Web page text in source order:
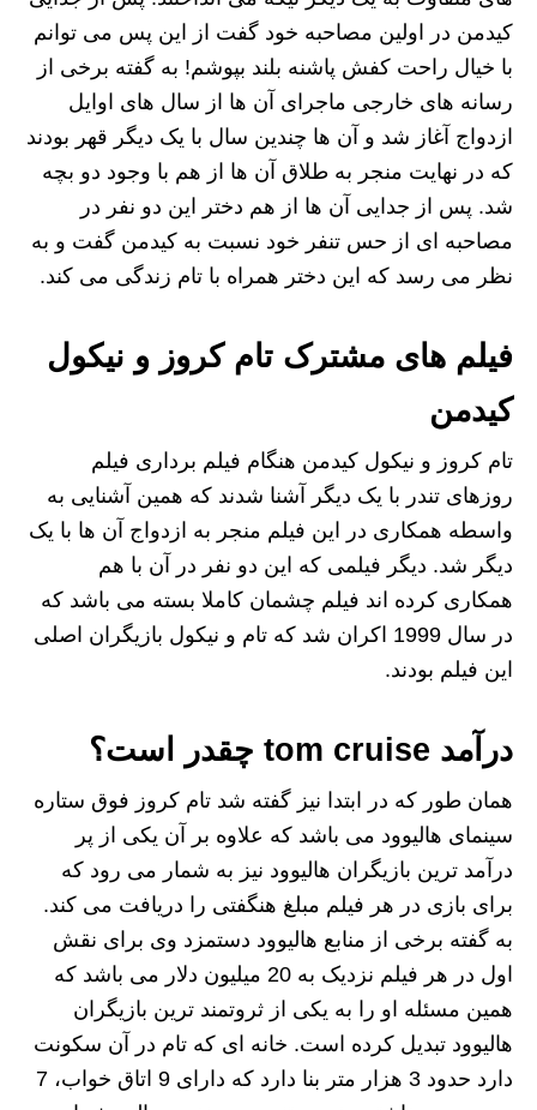
کیدمن در اولین مصاحبه خود گفت از این پس می توانم
با خیال راحت کفش پاشنه بلند بپوشم! به گفته برخی از
رسانه های خارجی ماجرای آن ها از سال های اوایل
ازدواج آغاز شد و آن ها چندین سال با یک دیگر قهر بودند
که در نهایت منجر به طلاق آن ها از هم با وجود دو بچه
شد. پس از جدایی آن ها از هم دختر این دو نفر در
مصاحبه ای از حس تنفر خود نسبت به کیدمن گفت و به
نظر می رسد که این دختر همراه با تام زندگی می کند.
فیلم های مشترک تام کروز و نیکول
کیدمن
تام کروز و نیکول کیدمن هنگام فیلم برداری فیلم
روزهای تندر با یک دیگر آشنا شدند که همین آشنایی به
واسطه همکاری در این فیلم منجر به ازدواج آن ها با یک
دیگر شد. دیگر فیلمی که این دو نفر در آن با هم
همکاری کرده اند فیلم چشمان کاملا بسته می باشد که
در سال 1999 اکران شد که تام و نیکول بازیگران اصلی
این فیلم بودند.
درآمد tom cruise چقدر است؟
همان طور که در ابتدا نیز گفته شد تام کروز فوق ستاره
سینمای هالیوود می باشد که علاوه بر آن یکی از پر
درآمد ترین بازیگران هالیوود نیز به شمار می رود که
برای بازی در هر فیلم مبلغ هنگفتی را دریافت می کند.
به گفته برخی از منابع هالیوود دستمزد وی برای نقش
اول در هر فیلم نزدیک به 20 میلیون دلار می باشد که
همین مسئله او را به یکی از ثروتمند ترین بازیگران
هالیوود تبدیل کرده است. خانه ای که تام در آن سکونت
دارد حدود 3 هزار متر بنا دارد که دارای 9 اتاق خواب، 7